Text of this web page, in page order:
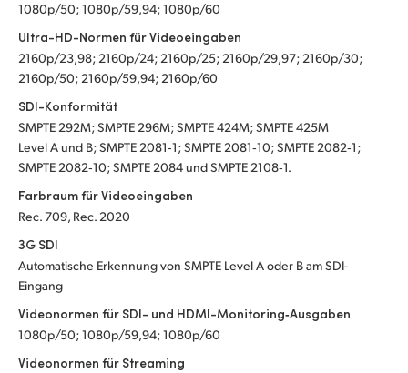
1080p/50; 1080p/59,94; 1080p/60
Ultra-HD-Normen für Videoeingaben
2160p/23,98; 2160p/24; 2160p/25; 2160p/29,97; 2160p/30;
2160p/50; 2160p/59,94; 2160p/60
SDI-Konformität
SMPTE 292M; SMPTE 296M; SMPTE 424M; SMPTE 425M
Level A und B; SMPTE 2081‑1; SMPTE 2081‑10; SMPTE 2082‑1;
SMPTE 2082‑10; SMPTE 2084 und SMPTE 2108‑1.
Farbraum für Videoeingaben
Rec. 709, Rec. 2020
3G SDI
Automatische Erkennung von SMPTE Level A oder B am SDI-
Eingang
Videonormen für SDI- und HDMI-Monitoring‑Ausgaben
1080p/50; 1080p/59,94; 1080p/60
Videonormen für Streaming